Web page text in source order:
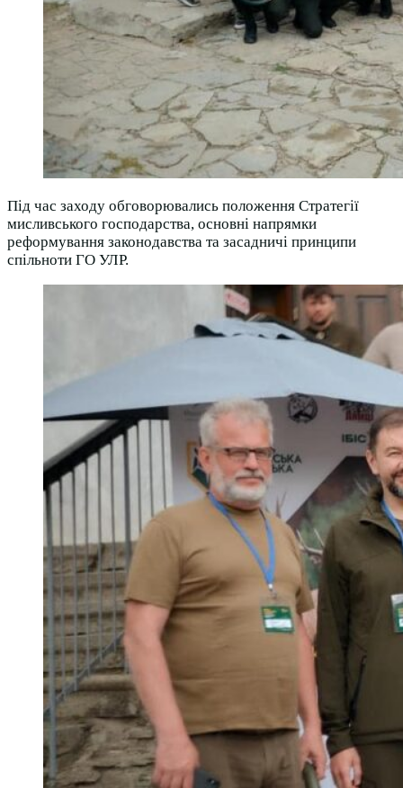
Під час заходу обговорювались положення Стратегії
мисливського господарства, основні напрямки
реформування законодавства та засадничі принципи
спільноти ГО УЛР.